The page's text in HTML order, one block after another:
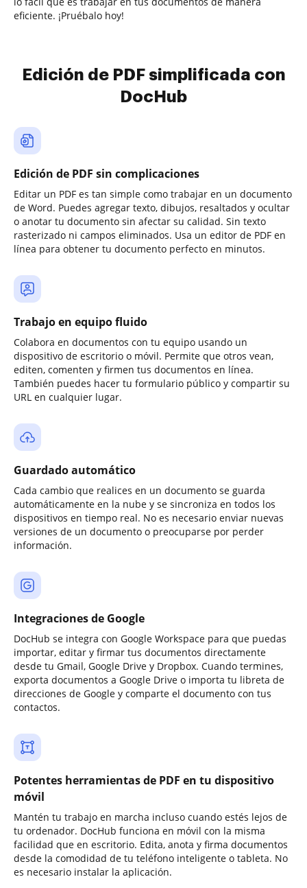
eficiente. ¡Pruébalo hoy!
Edición de PDF simplificada con
DocHub
Edición de PDF sin complicaciones
Editar un PDF es tan simple como trabajar en un documento
de Word. Puedes agregar texto, dibujos, resaltados y ocultar
o anotar tu documento sin afectar su calidad. Sin texto
rasterizado ni campos eliminados. Usa un editor de PDF en
línea para obtener tu documento perfecto en minutos.
Trabajo en equipo fluido
Colabora en documentos con tu equipo usando un
dispositivo de escritorio o móvil. Permite que otros vean,
editen, comenten y firmen tus documentos en línea.
También puedes hacer tu formulario público y compartir su
URL en cualquier lugar.
Guardado automático
Cada cambio que realices en un documento se guarda
automáticamente en la nube y se sincroniza en todos los
dispositivos en tiempo real. No es necesario enviar nuevas
versiones de un documento o preocuparse por perder
información.
Integraciones de Google
DocHub se integra con Google Workspace para que puedas
importar, editar y firmar tus documentos directamente
desde tu Gmail, Google Drive y Dropbox. Cuando termines,
exporta documentos a Google Drive o importa tu libreta de
direcciones de Google y comparte el documento con tus
contactos.
Potentes herramientas de PDF en tu dispositivo
móvil
Mantén tu trabajo en marcha incluso cuando estés lejos de
tu ordenador. DocHub funciona en móvil con la misma
facilidad que en escritorio. Edita, anota y firma documentos
desde la comodidad de tu teléfono inteligente o tableta. No
es necesario instalar la aplicación.